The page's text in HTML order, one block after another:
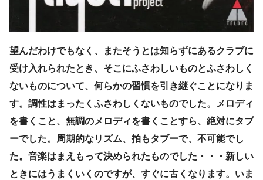
望んだわけでもなく、またそうとは知らずにあるクラブに
受け入れられたとき、そこにふさわしいものとふさわしく
ないものについて、何らかの習慣を引き継ぐことになりま
す。調性はまったくふさわしくないものでした。メロディ
を書くこと、無調のメロディを書くことすら、絶対にタブ
ーでした。周期的なリズム、拍もタブーで、不可能でし
た。音楽はまえもって決められたものでした・・・新しい
ときにはうまくいくのですが、すぐに古くなります。いま